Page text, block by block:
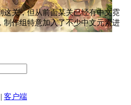
这关，但从前面某关已经有中文霓
制作组特意加入了不少中文元素进
| 客户端